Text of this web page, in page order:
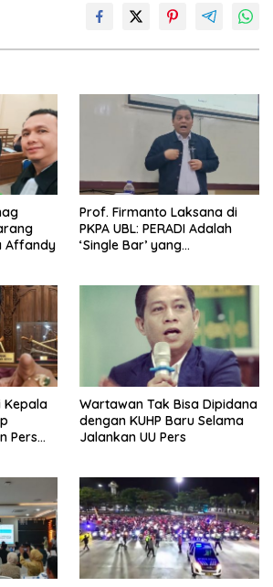
Affandy
Prof. Firmanto Laksana di
PKPA UBL: PERADI Adalah
‘Single Bar’ yang
Kepala
Pers
Wartawan Tak Bisa Dipidana
dengan KUHP Baru Selama
Jalankan UU Pers